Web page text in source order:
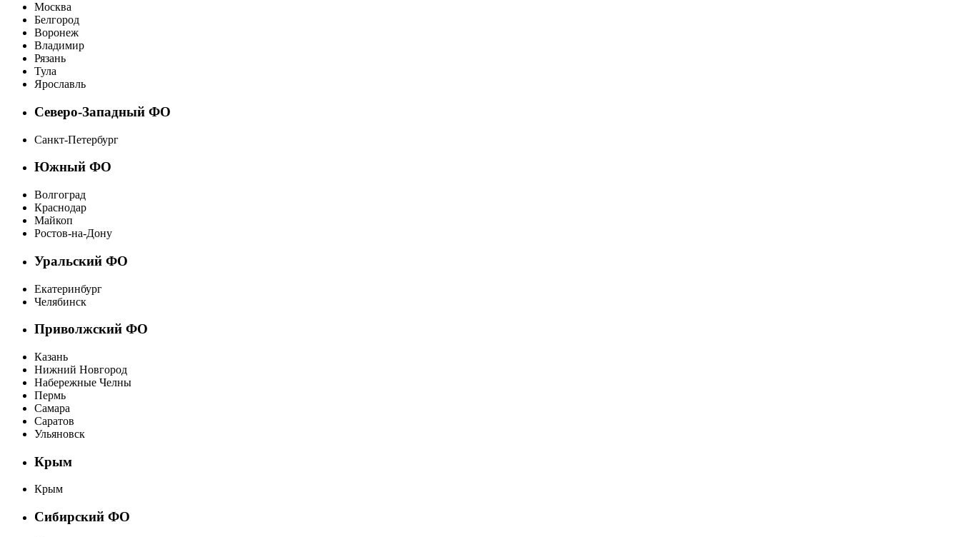
Москва
Белгород
Воронеж
Владимир
Рязань
Тула
Ярославль
Северо-Западный ФО
Санкт-Петербург
Южный ФО
Волгоград
Краснодар
Майкоп
Ростов-на-Дону
Уральский ФО
Екатеринбург
Челябинск
Приволжский ФО
Казань
Нижний Новгород
Набережные Челны
Пермь
Самара
Саратов
Ульяновск
Крым
Крым
Сибирский ФО